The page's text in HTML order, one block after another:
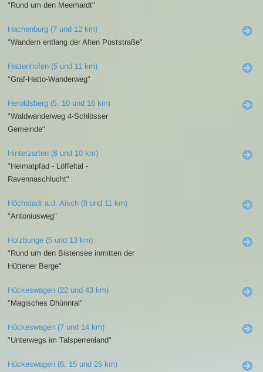
"Rund um den Meerhardt"
Hachenburg (7 und 12 km)
"Wandern entlang der Alten Poststraße"
Hattenhofen (5 und 11 km)
"Graf-Hatto-Wanderweg"
Heroldsberg (5, 10 und 16 km)
"Waldwanderweg 4-Schlösser
Gemeinde"
Hinterzarten (6 und 10 km)
"Heimatpfad - Löffeltal -
Ravennaschlucht"
Höchstadt a.d. Aisch (8 und 11 km)
"Antoniusweg"
Holzbunge (5 und 13 km)
"Rund um den Bistensee inmitten der
Hüttener Berge"
Hückeswagen (22 und 43 km)
"Magisches Dhünntal"
Hückeswagen (7 und 14 km)
"Unterwegs im Talsperrenland"
Hückeswagen (6, 15 und 25 km)